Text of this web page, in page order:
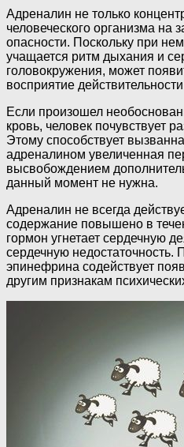
Адреналин не только
человеческого организма на
опасности. Поскольку при
учащается ритм дыхания и
головокружения, может
восприятие
Если произошел
кровь, человек почувствует
Этому способствует
адреналином увеличенная
высвобождением
данный момент не нужна.
Адреналин не всегда
содержание повышено в
гормон угнетает сердечную
сердечную
эпинефрина содействует
другим признакам